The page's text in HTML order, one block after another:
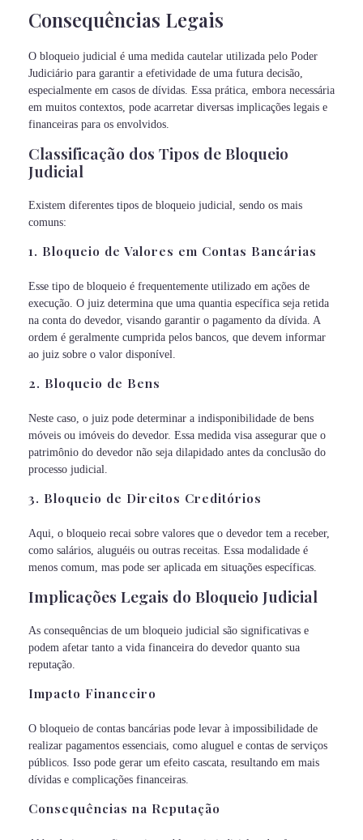
Consequências Legais
O bloqueio judicial é uma medida cautelar utilizada pelo Poder
Judiciário para garantir a efetividade de uma futura decisão,
especialmente em casos de dívidas. Essa prática, embora necessária
em muitos contextos, pode acarretar diversas implicações legais e
financeiras para os envolvidos.
Classificação dos Tipos de Bloqueio
Judicial
Existem diferentes tipos de bloqueio judicial, sendo os mais
comuns:
1. Bloqueio de Valores em Contas Bancárias
Esse tipo de bloqueio é frequentemente utilizado em ações de
execução. O juiz determina que uma quantia específica seja retida
na conta do devedor, visando garantir o pagamento da dívida. A
ordem é geralmente cumprida pelos bancos, que devem informar
ao juiz sobre o valor disponível.
2. Bloqueio de Bens
Neste caso, o juiz pode determinar a indisponibilidade de bens
móveis ou imóveis do devedor. Essa medida visa assegurar que o
patrimônio do devedor não seja dilapidado antes da conclusão do
processo judicial.
3. Bloqueio de Direitos Creditórios
Aqui, o bloqueio recai sobre valores que o devedor tem a receber,
como salários, aluguéis ou outras receitas. Essa modalidade é
menos comum, mas pode ser aplicada em situações específicas.
Implicações Legais do Bloqueio Judicial
As consequências de um bloqueio judicial são significativas e
podem afetar tanto a vida financeira do devedor quanto sua
reputação.
Impacto Financeiro
O bloqueio de contas bancárias pode levar à impossibilidade de
realizar pagamentos essenciais, como aluguel e contas de serviços
públicos. Isso pode gerar um efeito cascata, resultando em mais
dívidas e complicações financeiras.
Consequências na Reputação